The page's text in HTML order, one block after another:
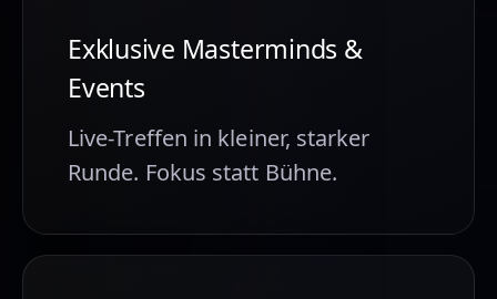
Exklusive Masterminds &
Events
Live-Treffen in kleiner, starker
Runde. Fokus statt Bühne.